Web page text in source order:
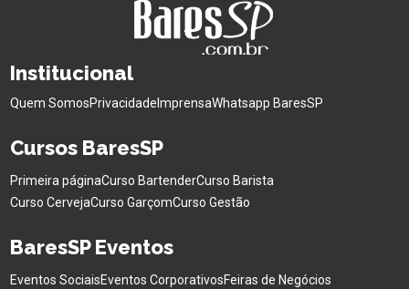
Institucional
Quem SomosPrivacidade ImprensaWhatsapp BaresSP
Cursos BaresSP
Primeira páginaCurso BartenderCurso Barista
Curso CervejaCurso GarçomCurso Gestão
BaresSP Eventos
Eventos SociaisEventos CorporativosFeiras de Negócios